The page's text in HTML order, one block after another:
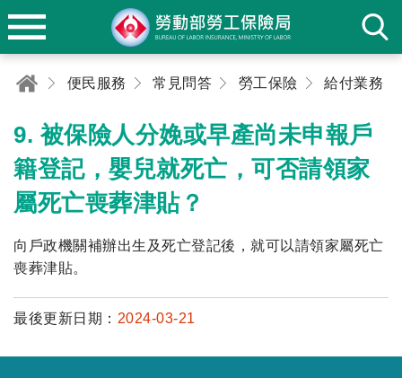
便民服務 常見問答 勞工保險 給付業務
9. 被保險人分娩或早產尚未申報戶
籍登記，嬰兒就死亡，可否請領家
屬死亡喪葬津貼？
向戶政機關補辦出生及死亡登記後，就可以請領家屬死亡
喪葬津貼。
最後更新日期： 2024-03-21